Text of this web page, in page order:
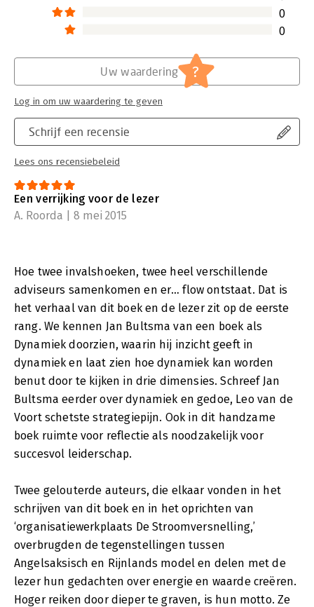
voor organisatievraagstukken'). Zij richten zich op situaties
waarin organisatieontwikkeling en strategische beleidsvorming
elkaar raken en gaan daar op zoek naar wegen om talent,
0
0
Schrijf een recensie
Lees ons recensiebeleid
Uw waardering ?
Log in om uw waardering te geven
Een verrijking voor de lezer
A. Roorda | 8 mei 2015
Hoe twee invalshoeken, twee heel verschillende
adviseurs samenkomen en er… flow ontstaat. Dat is
het verhaal van dit boek en de lezer zit op de eerste
rang. We kennen Jan Bultsma van een boek als
Dynamiek doorzien, waarin hij inzicht geeft in
dynamiek en laat zien hoe dynamiek kan worden
benut door te kijken in drie dimensies. Schreef Jan
Bultsma eerder over dynamiek en gedoe, Leo van de
Voort schetste strategiepijn. Ook in dit handzame
boek ruimte voor reflectie als noodzakelijk voor
succesvol leiderschap.
Twee gelouterde auteurs, die elkaar vonden in het
schrijven van dit boek en in het oprichten van
‘organisatiewerkplaats De Stroomversnelling,’
overbrugden de tegenstellingen tussen
Angelsaksisch en Rijnlands model en delen met de
lezer hun gedachten over energie en waarde creëren.
Hoger reiken door dieper te graven, is hun motto. Ze